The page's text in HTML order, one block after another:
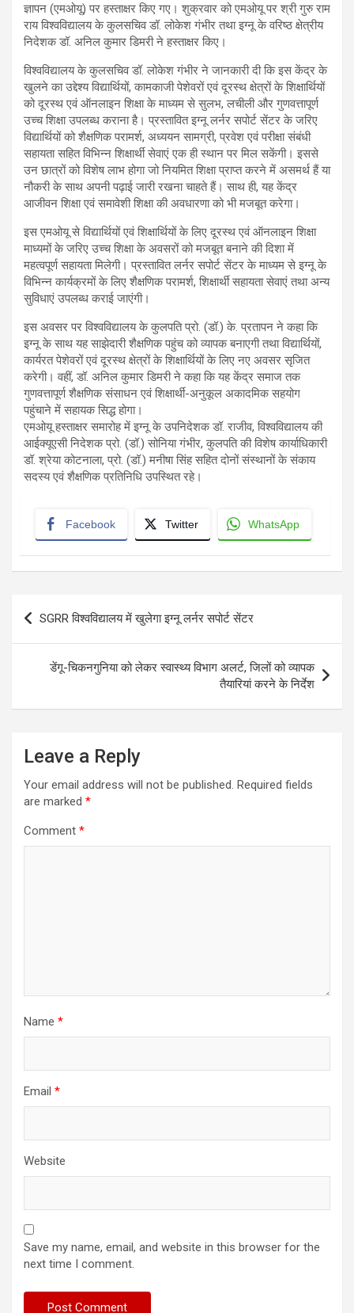
ज्ञापन (एमओयू) पर हस्ताक्षर किए गए। शुक्रवार को एमओयू पर श्री गुरु राम
राय विश्वविद्यालय के कुलसचिव डॉ. लोकेश गंभीर तथा इग्नू के वरिष्ठ क्षेत्रीय
निदेशक डॉ. अनिल कुमार डिमरी ने हस्ताक्षर किए।
विश्वविद्यालय के कुलसचिव डॉ. लोकेश गंभीर ने जानकारी दी कि इस केंद्र के
खुलने का उद्देश्य विद्यार्थियों, कामकाजी पेशेवरों एवं दूरस्थ क्षेत्रों के शिक्षार्थियों
को दूरस्थ एवं ऑनलाइन शिक्षा के माध्यम से सुलभ, लचीली और गुणवत्तापूर्ण
उच्च शिक्षा उपलब्ध कराना है। प्रस्तावित इग्नू लर्नर सपोर्ट सेंटर के जरिए
विद्यार्थियों को शैक्षणिक परामर्श, अध्ययन सामग्री, प्रवेश एवं परीक्षा संबंधी
सहायता सहित विभिन्न शिक्षार्थी सेवाएं एक ही स्थान पर मिल सकेंगी। इससे
उन छात्रों को विशेष लाभ होगा जो नियमित शिक्षा प्राप्त करने में असमर्थ हैं या
नौकरी के साथ अपनी पढ़ाई जारी रखना चाहते हैं। साथ ही, यह केंद्र
आजीवन शिक्षा एवं समावेशी शिक्षा की अवधारणा को भी मजबूत करेगा।
इस एमओयू से विद्यार्थियों एवं शिक्षार्थियों के लिए दूरस्थ एवं ऑनलाइन शिक्षा
माध्यमों के जरिए उच्च शिक्षा के अवसरों को मजबूत बनाने की दिशा में
महत्वपूर्ण सहायता मिलेगी। प्रस्तावित लर्नर सपोर्ट सेंटर के माध्यम से इग्नू के
विभिन्न कार्यक्रमों के लिए शैक्षणिक परामर्श, शिक्षार्थी सहायता सेवाएं तथा अन्य
सुविधाएं उपलब्ध कराई जाएंगी।
इस अवसर पर विश्वविद्यालय के कुलपति प्रो. (डॉ.) के. प्रतापन ने कहा कि
इग्नू के साथ यह साझेदारी शैक्षणिक पहुंच को व्यापक बनाएगी तथा विद्यार्थियों,
कार्यरत पेशेवरों एवं दूरस्थ क्षेत्रों के शिक्षार्थियों के लिए नए अवसर सृजित
करेगी। वहीं, डॉ. अनिल कुमार डिमरी ने कहा कि यह केंद्र समाज तक
गुणवत्तापूर्ण शैक्षणिक संसाधन एवं शिक्षार्थी-अनुकूल अकादमिक सहयोग
पहुंचाने में सहायक सिद्ध होगा।
एमओयू हस्ताक्षर समारोह में इग्नू के उपनिदेशक डॉ. राजीव, विश्वविद्यालय की
आईक्यूएसी निदेशक प्रो. (डॉ.) सोनिया गंभीर, कुलपति की विशेष कार्याधिकारी
डॉ. श्रेया कोटनाला, प्रो. (डॉ.) मनीषा सिंह सहित दोनों संस्थानों के संकाय
सदस्य एवं शैक्षणिक प्रतिनिधि उपस्थित रहे।
Facebook Twitter WhatsApp
Post
navigation
SGRR विश्वविद्यालय में खुलेगा इग्नू लर्नर सपोर्ट सेंटर
डेंगू-चिकनगुनिया को लेकर स्वास्थ्य विभाग अलर्ट, जिलों को व्यापक
तैयारियां करने के निर्देश
Leave a Reply
Your email address will not be published. Required fields
are marked *
Comment *
Name *
Email *
Website
Save my name, email, and website in this browser for the
next time I comment.